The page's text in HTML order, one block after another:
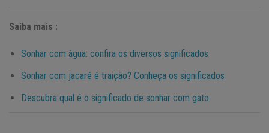
Saiba mais :
Sonhar com água: confira os diversos significados
Sonhar com jacaré é traição? Conheça os significados
Descubra qual é o significado de sonhar com gato